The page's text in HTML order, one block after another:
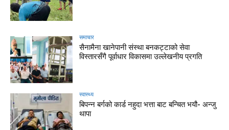
समाचार
सैनामैना खानेपानी संस्था बनकट्टाको सेवा
विस्तारसँगै पूर्वाधार विकासमा उल्लेखनीय प्रगति
स्वास्थ्य
बिपन्न बर्गको कार्ड नहुदा भत्ता बाट बन्चित भयौ- अन्जु
थापा